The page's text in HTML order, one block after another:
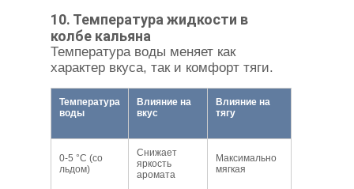
10. Температура жидкости в
колбе кальяна
Температура воды меняет как
характер вкуса, так и комфорт тяги.
Температура
воды
Влияние на
вкус
Влияние на
тягу
0-5 °C (со
льдом)
Снижает
яркость
аромата
Максимально
мягкая